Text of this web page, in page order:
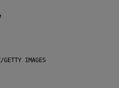
GETTY IMAGES